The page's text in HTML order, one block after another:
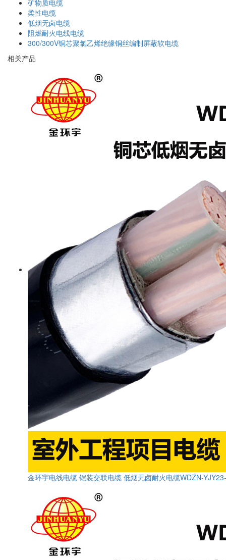
矿物质电缆
柔性电缆
低烟无卤电缆
阻燃耐火电线电缆
300/300V铜芯聚氯乙烯绝缘铜丝编制屏蔽软电缆
相关产品
金环宇电线电缆 铠装交联电缆 低烟无卤耐火电缆WDZN-